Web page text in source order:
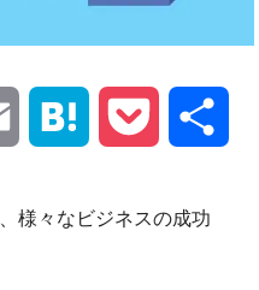
Email Hatena Pocket
様々なビジネスの成功